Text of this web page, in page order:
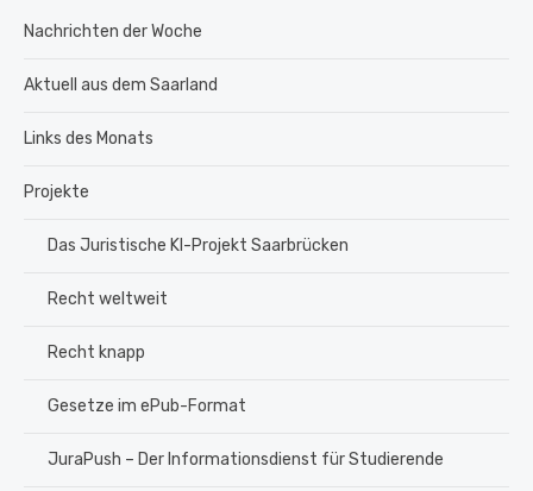
Nachrichten der Woche
Aktuell aus dem Saarland
Links des Monats
Projekte
Das Juristische KI-Projekt Saarbrücken
Recht weltweit
Recht knapp
Gesetze im ePub-Format
JuraPush – Der Informationsdienst für Studierende